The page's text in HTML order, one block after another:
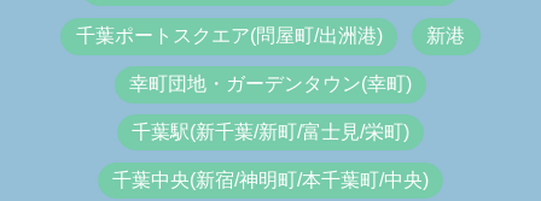
千葉ポートスクエア(問屋町/出洲港) 新港
幸町団地・ガーデンタウン(幸町)
千葉駅(新千葉/新町/富士見/栄町)
千葉中央(新宿/神明町/本千葉町/中央)